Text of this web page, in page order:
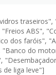
ABS",
dos faróis",
do
de liga leve"]